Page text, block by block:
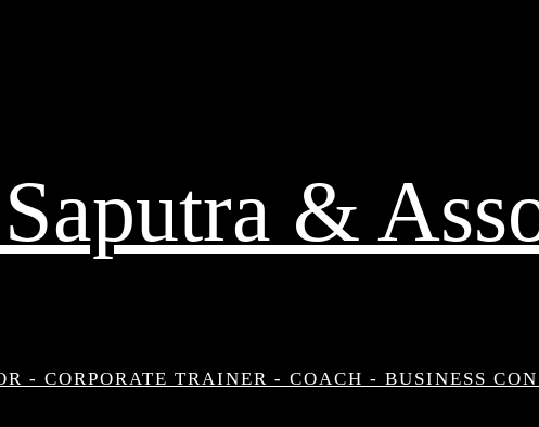
&
- CORPORATE TRAINER - COACH - BUSINESS